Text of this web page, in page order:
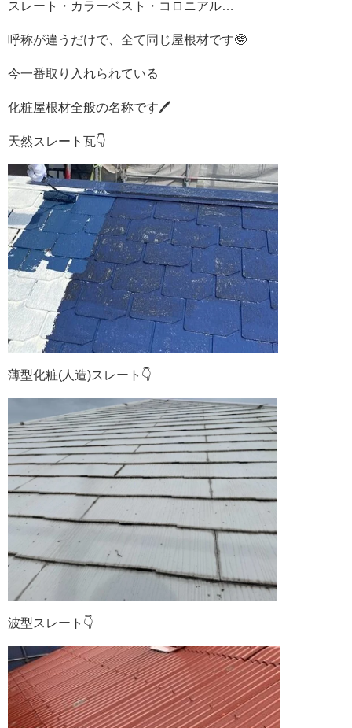
スレート・カラーベスト・コロニアル…
呼称が違うだけで、全て同じ屋根材です🤓
今一番取り入れられている
化粧屋根材全般の名称です🖊
天然スレート瓦👇
薄型化粧(人造)スレート👇
波型スレート👇